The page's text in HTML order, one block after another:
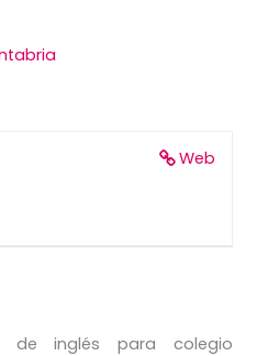
Web
de inglés para colegio